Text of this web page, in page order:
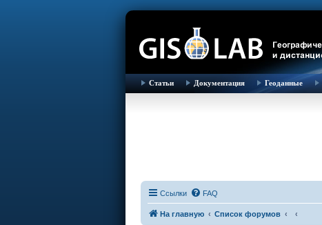
Статьи Документация Геоданные
Ссылки FAQ
На главную Список форумов